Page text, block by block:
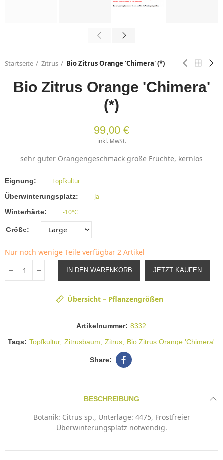
Startseite Zitrus Bio Zitrus Orange 'Chimera' (*)
Bio Zitrus Orange 'Chimera'
(*)
99,00 €
inkl. MwSt.
sehr guter Orangengeschmack große Früchte, kernlos
Eignung Topfkultur
Überwinterungsplatz Ja
Winterhärte -10°C
Größe
Nur noch wenige Teile verfügbar 2 Artikel
IN DEN WARENKORB JETZT KAUFEN
Übersicht – Pflanzengrößen
Artikelnummer: 8332
Tags: Topfkultur Zitrusbaum Zitrus Bio Zitrus Orange 'Chimera'
BESCHREIBUNG
Botanik: Citrus sp., Unterlage: 4475, Frostfreier
Überwinterungsplatz notwendig.